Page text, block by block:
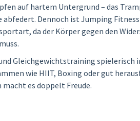
auf hartem Untergrund – das
abfedert. Dennoch ist Jumping
da der Körper gegen den
Gleichgewichtstraining spielerisch
wie HIIT, Boxing oder gut
es doppelt Freude.